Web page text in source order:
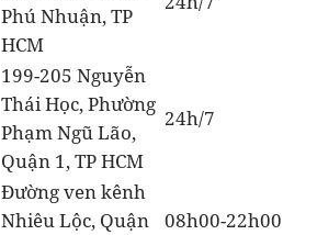
Phú Nhuận, TP
HCM
199-205 Nguyễn
Thái Học, Phường
Phạm Ngũ Lão,
Quận 1, TP HCM
24h/7
Đường ven kênh
Nhiêu Lộc, Quận
08h00-22h00